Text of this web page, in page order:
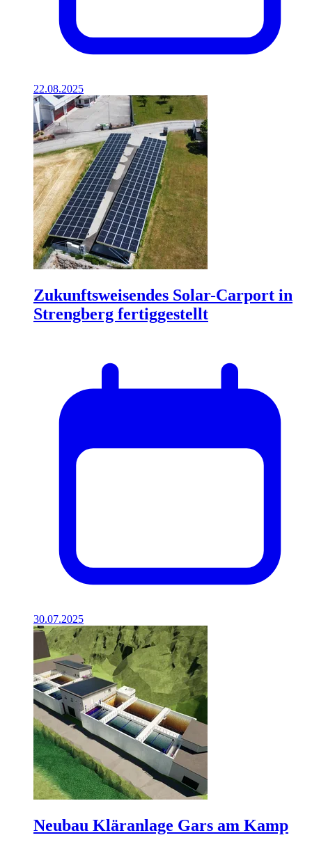
22.08.2025
Zukunftsweisendes Solar-Carport in
Strengberg fertiggestellt
30.07.2025
Neubau Kläranlage Gars am Kamp